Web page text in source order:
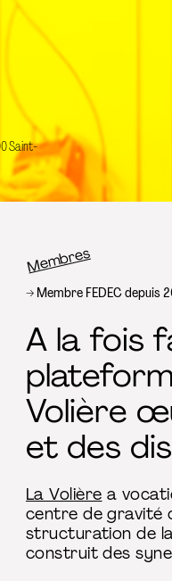
Saint-
Fil d’Ariane
Membres
Membre FEDEC depuis
A la fois
Volière
et des
La Volière a
centre de gravité
structuration de la
construit des